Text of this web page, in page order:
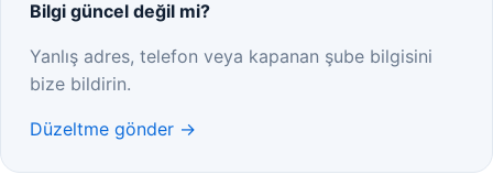
Bilgi güncel değil mi?
Yanlış adres, telefon veya kapanan şube bilgisini
bize bildirin.
Düzeltme gönder →